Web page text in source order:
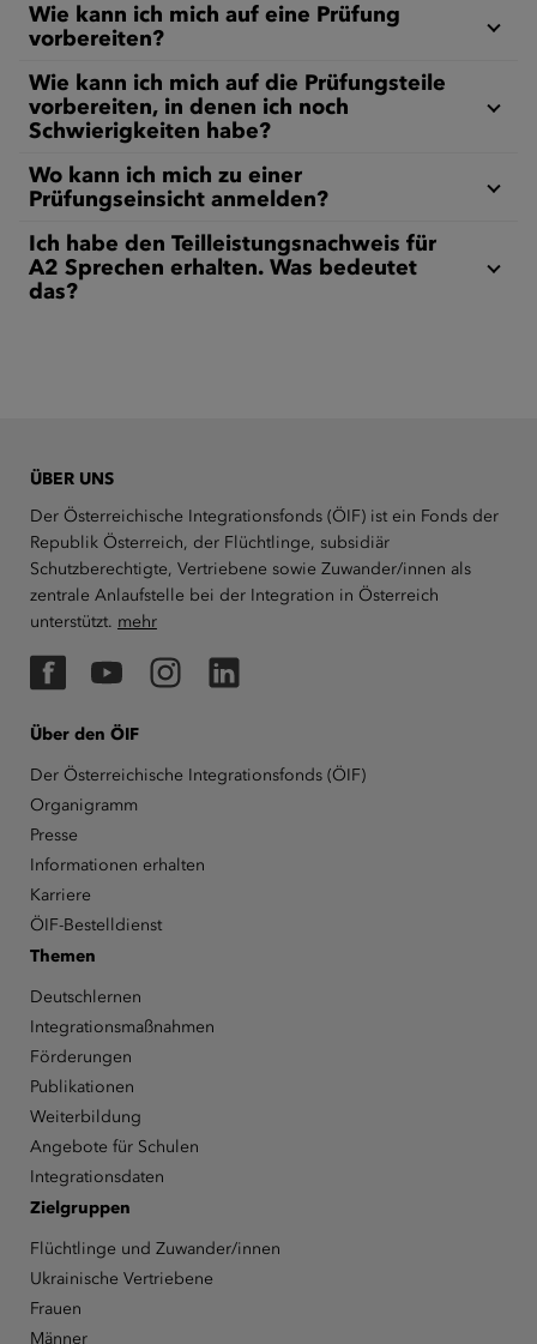
Wie kann ich mich auf eine Prüfung
vorbereiten?
Wie kann ich mich auf die Prüfungsteile
vorbereiten, in denen ich noch
Schwierigkeiten habe?
Wo kann ich mich zu einer
Prüfungseinsicht anmelden?
Ich habe den Teilleistungsnachweis für
A2 Sprechen erhalten. Was bedeutet
das?
ÜBER UNS
Der Österreichische Integrationsfonds (ÖIF) ist ein Fonds der
Republik Österreich, der Flüchtlinge, subsidiär
Schutzberechtigte, Vertriebene sowie Zuwander/innen als
zentrale Anlaufstelle bei der Integration in Österreich
unterstützt. mehr
FacebookYouTubeInstagramLinkedIn
Über den ÖIF
Der Österreichische Integrationsfonds (ÖIF)
Organigramm
Presse
Informationen erhalten
Karriere
ÖIF-Bestelldienst
Themen
Deutschlernen
Integrationsmaßnahmen
Förderungen
Publikationen
Weiterbildung
Angebote für Schulen
Integrationsdaten
Zielgruppen
Flüchtlinge und Zuwander/innen
Ukrainische Vertriebene
Frauen
Männer